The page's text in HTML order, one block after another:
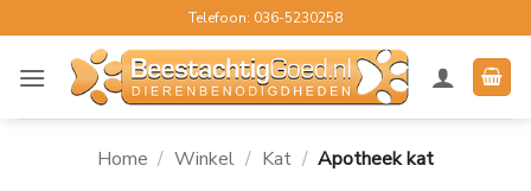
naar
inhoud
Telefoon: 036-5230258
Home / Winkel / Kat / Apotheek kat